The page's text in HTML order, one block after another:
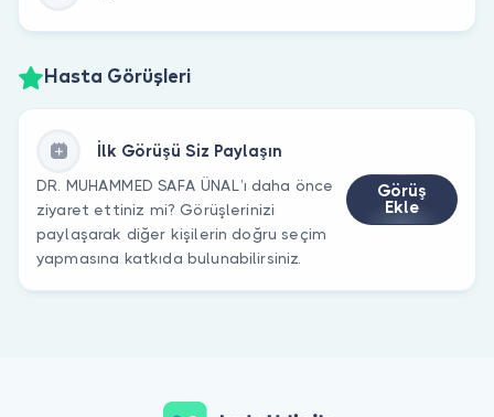
Hasta Görüşleri
İlk Görüşü Siz Paylaşın
DR. MUHAMMED SAFA ÜNAL’ı daha önce
ziyaret ettiniz mi? Görüşlerinizi
paylaşarak diğer kişilerin doğru seçim
yapmasına katkıda bulunabilirsiniz.
Görüş
Ekle